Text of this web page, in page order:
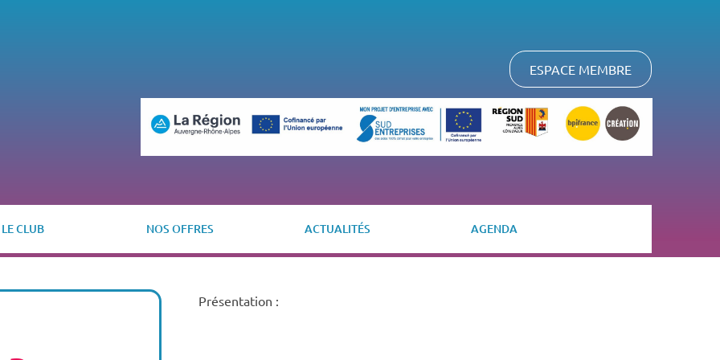
ESPACE MEMBRE
LE CLUB NOS OFFRES ACTUALITÉS AGENDA
Présentation :